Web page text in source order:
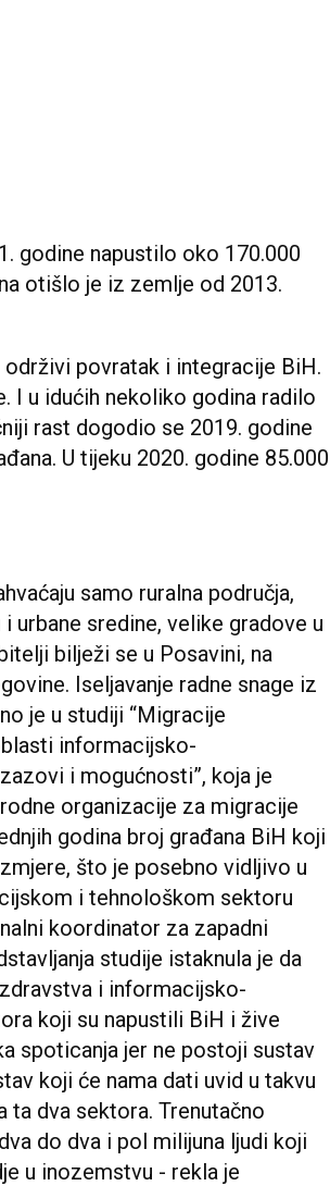
godine napustilo oko 170.000
otišlo je iz zemlje od 2013.
povratak i integracije BiH.
I u idućih nekoliko godina radilo
rast dogodio se 2019. godine
U tijeku 2020. godine 85.000
samo ruralna područja,
urbane sredine, velike gradove u
bilježi se u Posavini, na
Iseljavanje radne snage iz
je u studiji “Migracije
informacijsko-
i mogućnosti”, koja je
organizacije za migracije
godina broj građana BiH koji
što je posebno vidljivo u
i tehnološkom sektoru
koordinator za zapadni
studije istaknula je da
i informacijsko-
koji su napustili BiH i žive
spoticanja jer ne postoji sustav
koji će nama dati uvid u takvu
dva sektora. Trenutačno
do dva i pol milijuna ljudi koji
u inozemstvu - rekla je